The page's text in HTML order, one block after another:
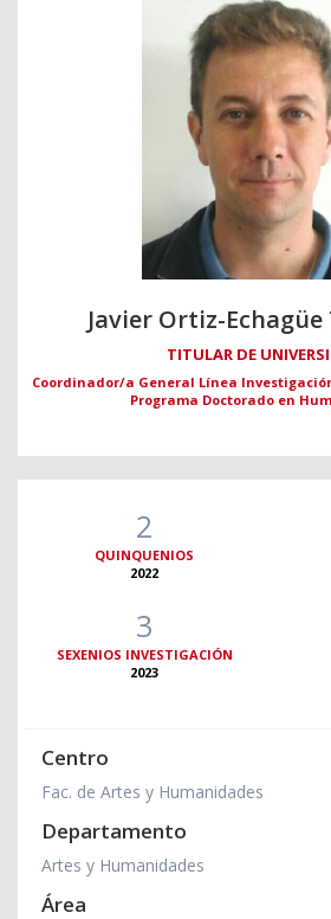
Javier Ortiz-
TITULAR DE
Coordinador/a General Línea
Programa Doctorado en
2
QUINQUENIOS
2022
3
SEXENIOS INVESTIGACIÓN
2023
Centro
Fac. de Artes y Humanidades
Departamento
Artes y Humanidades
Área